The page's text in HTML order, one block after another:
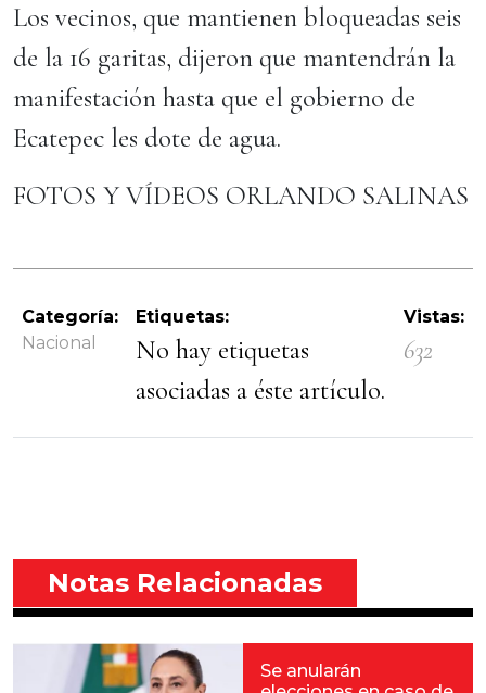
Los vecinos, que mantienen bloqueadas seis
de la 16 garitas, dijeron que mantendrán la
manifestación hasta que el gobierno de
Ecatepec les dote de agua.
FOTOS Y VÍDEOS ORLANDO SALINAS
Categoría:
Nacional
Etiquetas:
No hay etiquetas
asociadas a éste artículo.
Vistas:
632
Notas Relacionadas
Se anularán